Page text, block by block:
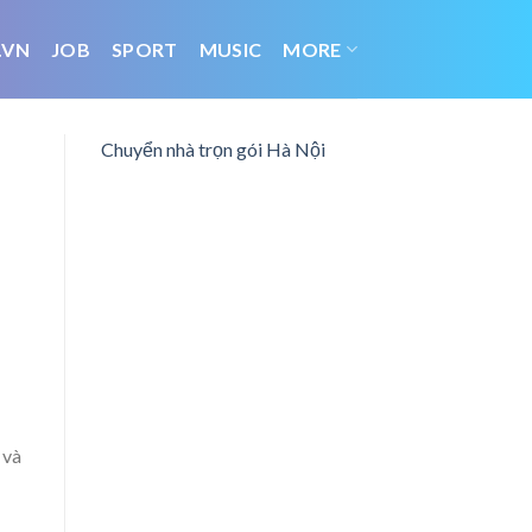
JOB SPORT MUSIC MORE
Chuyển nhà trọn gói Hà Nội